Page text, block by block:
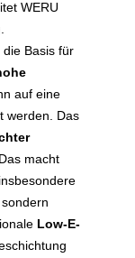
WERU
die Basis für
auf eine
werden. Das
macht
Low-E-